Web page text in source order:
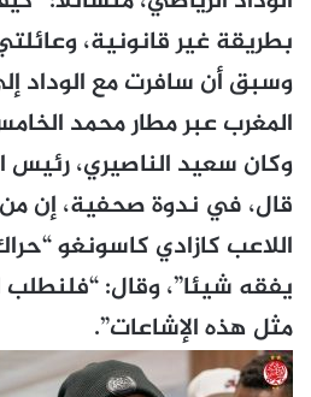
بطريقة غير قانونية،
وسبق أن سافرت مع الوداد
المغرب عبر مطار محمد
وكان سعيد الناصيري، رئيس
قال، في ندوة صحفية، إن
اللاعب كازادي كاسونغو
يفقه شيئا”، وقال: “فلنطلب
مثل هذه الإشاعات”.